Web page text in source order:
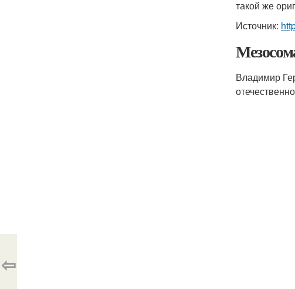
такой же
Источник:
Владимир
⇦